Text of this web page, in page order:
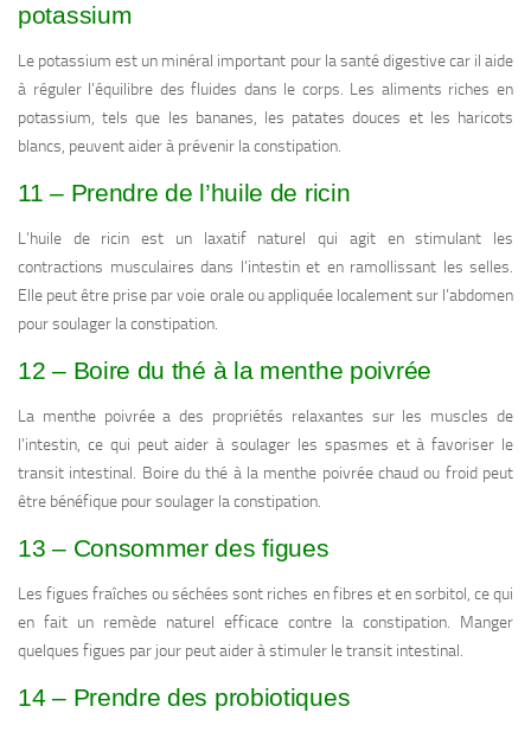
potassium
Le potassium est un minéral important pour la santé digestive car il aide
à réguler l’équilibre des fluides dans le corps. Les aliments riches en
potassium, tels que les bananes, les patates douces et les haricots
blancs, peuvent aider à prévenir la constipation.
11 – Prendre de l’huile de ricin
L’huile de ricin est un laxatif naturel qui agit en stimulant les
contractions musculaires dans l’intestin et en ramollissant les selles.
Elle peut être prise par voie orale ou appliquée localement sur l’abdomen
pour soulager la constipation.
12 – Boire du thé à la menthe poivrée
La menthe poivrée a des propriétés relaxantes sur les muscles de
l’intestin, ce qui peut aider à soulager les spasmes et à favoriser le
transit intestinal. Boire du thé à la menthe poivrée chaud ou froid peut
être bénéfique pour soulager la constipation.
13 – Consommer des figues
Les figues fraîches ou séchées sont riches en fibres et en sorbitol, ce qui
en fait un remède naturel efficace contre la constipation. Manger
quelques figues par jour peut aider à stimuler le transit intestinal.
14 – Prendre des probiotiques